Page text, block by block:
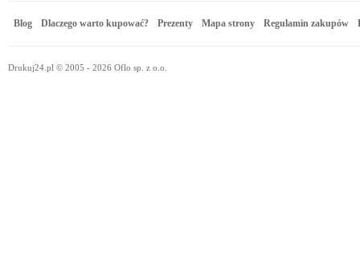
Blog Dlaczego warto kupować? Prezenty Mapa strony Regulamin zakupów
Drukuj24.pl © 2005 - 2026 Oflo sp. z o.o.